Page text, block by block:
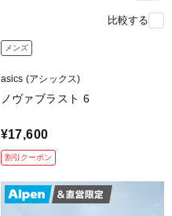
比較する
メンズ
asics (アシックス)
ノヴァブラスト 6
¥17,600
割引クーポン